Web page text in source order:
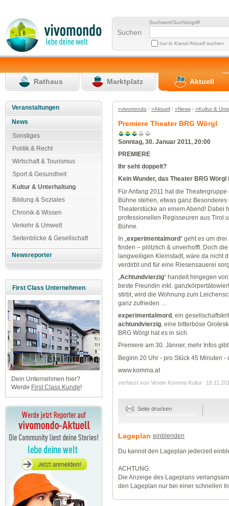
Suchen
Suchwort/Suchbegriff
nur in Kanal Aktuell suchen
Rathaus Marktplatz Aktuell
Veranstaltungen
News
Sonstiges
Politik & Recht
Wirtschaft & Tourismus
Sport & Gesundheit
Kultur & Unterhaltung
Bildung & Soziales
Chronik & Wissen
Verkehr & Umwelt
Seitenblicke & Gesellschaft
Newsreporter
First Class Unternehmen
Dein Unternehmen hier?
Werde First Class Kunde!
»vivomondo / »Aktuell/ »News/ »Kultur &
Premiere Theater BRG Wörgl
Sonntag, 30. Januar 2011, 20:00
PREMIERE
Ihr seht doppelt?
Kein Wunder, das Theater BRG
Für Anfang 2011 hat die
Bühne stehen, etwas ganz
Theaterstücke an einem Abend! Dabei
professionellen Regisseuren aus Tirol
Bühne.
In „ experimentalmord“ geht es um
finden – plötzlich & unverhofft. Doch
langweiligen Kleinstadt, wäre da nicht
verdirbt und für eine Riesensauerei
„Achtundvierzig“ handelt hingegen
beste Freundin inkl.
stirbt, wird die Wohnung zum
ganz zufrieden …
experimentalmord , ein
achtundvierzig, eine bitterböse
BRG Wörgl hat es in sich.
Premiere am 30. Jänner, mehr Infos
Beginn 20 Uhr - pro Stück 45 Minuten
www.komma.at
verfasst von Verein Komma Kultur
Seite drucken
Lageplan einblenden
Du kannst den Lageplan jederzeit
ACHTUNG:
Die Anzeige des Lageplans
den Lageplan nur bei einer schnellen